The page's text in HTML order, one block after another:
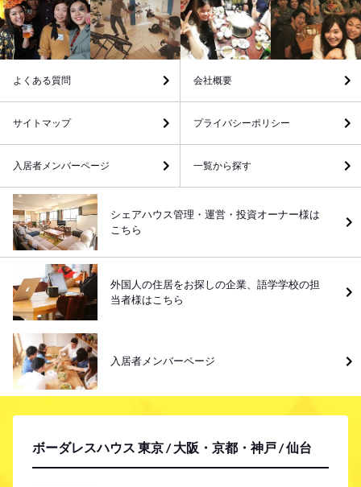
ボーダレスハウス 東京 / 大阪・京都・神戸 / 仙台
よくある質問 会社概要
サイトマップ プライバシーポリシー
入居者メンバーページ 一覧から探す
シェアハウス管理・運営・投資オーナー様は
こちら
外国人の住居をお探しの企業、語学学校の担
当者様はこちら
入居者メンバーページ